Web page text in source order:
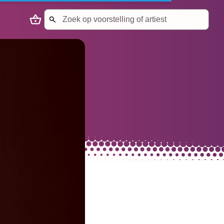
Naar winkelmandje
Search
Start met zoeken